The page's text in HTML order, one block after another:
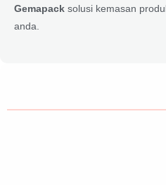
Gemapack solusi kemasan
anda.